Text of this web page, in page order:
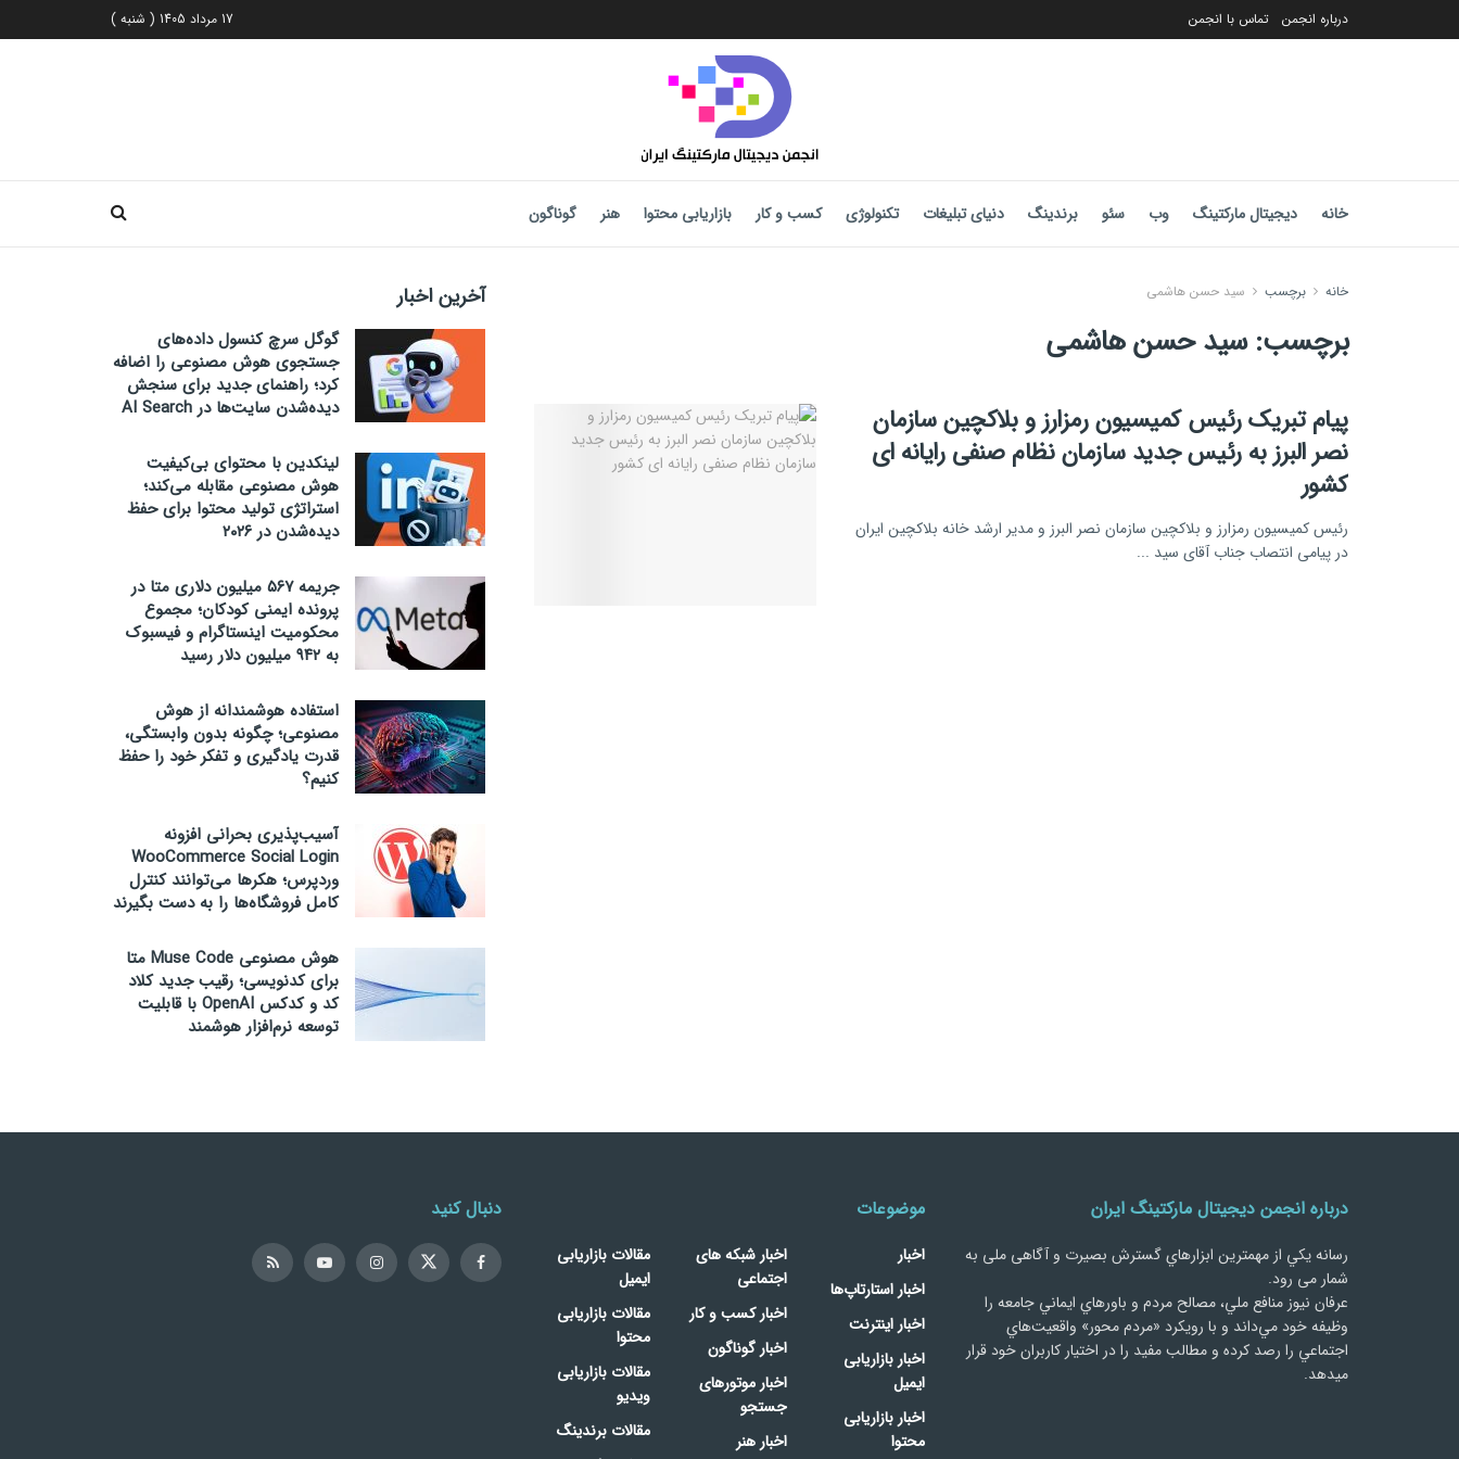
درباره انجمن تماس با انجمن 17 مرداد 1405 ( شنبه )
خانه دیجیتال مارکتینگ وب سئو برندینگ دنیای تبلیغات تکنولوژی کسب و کار بازاریابی محتوا هنر گوناگون
خانه برچسب سيد حسن هاشمى
برچسب:سيد حسن هاشمى
پیام تبریک رئيس كميسيون رمزارز و بلاكچين سازمان
نصر البرز به رئيس جدید سازمان نظام صنفى رايانه اى
كشور
رئيس كميسيون رمزارز و بلاكچين سازمان نصر البرز و مدير ارشد خانه بلاكچين ايران
در پیامی انتصاب جناب آقای سيد ...
آخرین اخبار
گوگل سرچ کنسول داده‌های
جستجوی هوش مصنوعی را اضافه
کرد؛ راهنمای جدید برای سنجش
دیده‌شدن سایت‌ها در AI Search
لینکدین با محتوای بی‌کیفیت
هوش مصنوعی مقابله می‌کند؛
استراتژی تولید محتوا برای حفظ
دیده‌شدن در ۲۰۲۶
جریمه ۵۶۷ میلیون دلاری متا در
پرونده ایمنی کودکان؛ مجموع
محکومیت اینستاگرام و فیسبوک
به ۹۴۲ میلیون دلار رسید
استفاده هوشمندانه از هوش
مصنوعی؛ چگونه بدون وابستگی،
قدرت یادگیری و تفکر خود را حفظ
کنیم؟
آسیب‌پذیری بحرانی افزونه
WooCommerce Social Login
وردپرس؛ هکرها می‌توانند کنترل
کامل فروشگاه‌ها را به دست بگیرند
هوش مصنوعی Muse Code متا
برای کدنویسی؛ رقیب جدید کلاد
کد و کدکس OpenAI با قابلیت
توسعه نرم‌افزار هوشمند
درباره انجمن دیجیتال مارکتینگ ایران
رسانه يكي از مهمترین ابزارهاي گسترش بصیرت و آگاهی ملی به
شمار می رود.
عرفان نیوز منافع ملي، مصالح مردم و باورهاي ايماني جامعه را
وظيفه خود مي‌داند و با رويكرد «مردم‌ محور» واقعيت‌هاي
اجتماعي را رصد کرده و مطالب مفید را در اختیار کاربران خود قرار
میدهد.
موضوعات
اخبار
اخبار استارتاپ‌ها
اخبار اینترنت
اخبار بازاریابی
ایمیل
اخبار بازاریابی
محتوا
اخبار شبکه های
اجتماعی
اخبار کسب و کار
اخبار گوناگون
اخبار موتورهای
جستجو
اخبار هنر
مقالات بازاریابی
ایمیل
مقالات بازاریابی
محتوا
مقالات بازاریابی
ویدیو
مقالات برندینگ
دنبال کنید